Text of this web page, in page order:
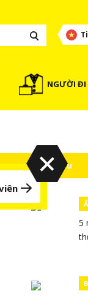
NGƯỜI ĐI
Đọc nhiều
5